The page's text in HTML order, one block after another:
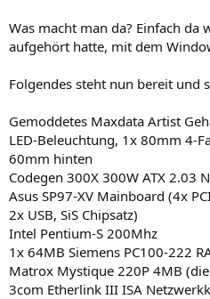
Was macht man da? Einfach da
aufgehört hatte, mit dem
Folgendes steht nun bereit und
Gemoddetes Maxdata Artist
LED-Beleuchtung, 1x 80mm 4-
60mm hinten
Codegen 300X 300W ATX 2.03
Asus SP97-XV Mainboard (4x
2x USB, SiS Chipsatz)
Intel Pentium-S 200Mhz
1x 64MB Siemens PC100-222
Matrox Mystique 220P 4MB
3com Etherlink III ISA